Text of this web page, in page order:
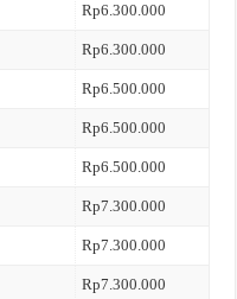
Rp6.300.000
Rp6.300.000
Rp6.500.000
Rp6.500.000
Rp6.500.000
Rp7.300.000
Rp7.300.000
Rp7.300.000